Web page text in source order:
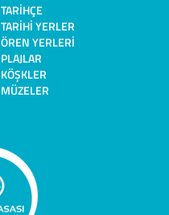
TARIHÇE
TARIHI YERLER
ÖREN YERLERI
PLAJLAR
KÖŞKLER
MÜZELER